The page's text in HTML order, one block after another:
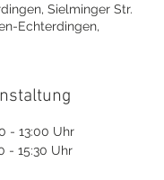
Sielminger Str.
Echterdingen,
- 13:00 Uhr
- 15:30 Uhr